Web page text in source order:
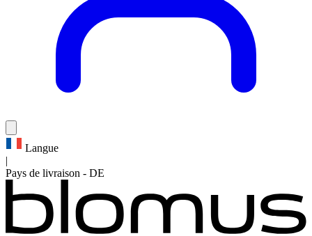
Langue
|
Pays de livraison - DE